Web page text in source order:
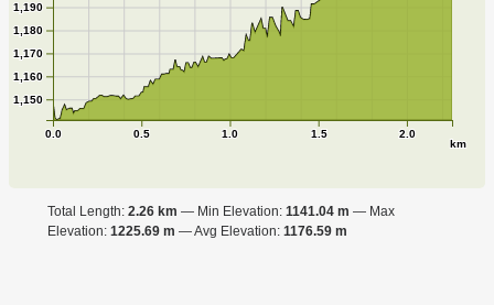
0.0 0.5 1.0 1.5 2.0
km
1,150
1,160
1,170
1,180
1,190
Total Length: 2.26 km Min Elevation: 1141.04 m
Max
Elevation: 1225.69 m Avg Elevation: 1176.59 m